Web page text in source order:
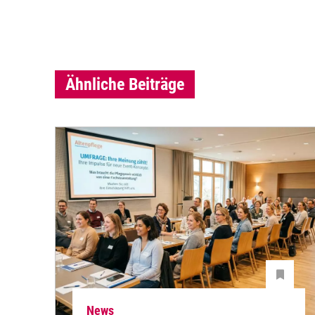
Ähnliche Beiträge
News